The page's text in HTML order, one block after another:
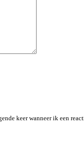
keer wanneer ik een